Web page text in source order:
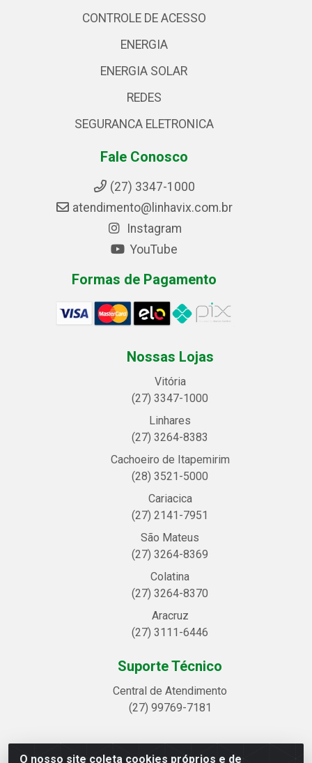
O nosso site coleta cookies próprios e de
CONTROLE DE ACESSO
ENERGIA
ENERGIA SOLAR
REDES
SEGURANCA ELETRONICA
Fale Conosco
(27) 3347-1000
atendimento@linhavix.com.br
Instagram
YouTube
Formas de Pagamento
Nossas Lojas
Vitória
(27) 3347-1000
Linhares
(27) 3264-8383
Cachoeiro de Itapemirim
(28) 3521-5000
Cariacica
(27) 2141-7951
São Mateus
(27) 3264-8369
Colatina
(27) 3264-8370
Aracruz
(27) 3111-6446
Suporte Técnico
Central de Atendimento
(27) 99769-7181